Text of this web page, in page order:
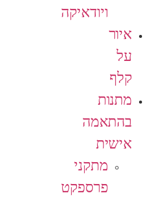
ויודאיקה
איור
על
קלף
מתנות
בהתאמה
אישית
מתקני
פרספקט